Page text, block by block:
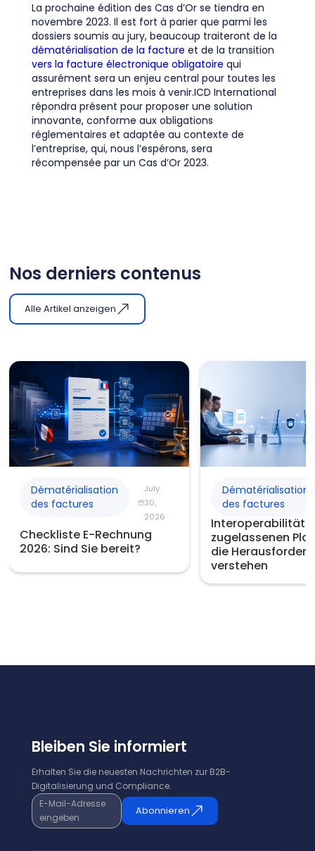
La prochaine édition des Cas d’Or se tiendra en
novembre 2023. Il est fort à parier que parmi les
dossiers soumis au jury, beaucoup traiteront de la
dématérialisation de la facture et de la transition
vers la facture électronique obligatoire qui
assurément sera un enjeu central pour toutes les
entreprises dans les mois à venir.ICD International
répondra présent pour proposer une solution
innovante, conforme aux obligations
réglementaires et adaptée au contexte de
l’entreprise, qui, nous l’espérons, sera
récompensée par un Cas d’Or 2023.
Nos derniers contenus
Alle Artikel anzeigen
Dématérialisation
des factures
July
30,
2026
Checkliste E-Rechnung
2026: Sind Sie bereit?
Dématérialisation
des factures
Interoperabilität
zugelassenen
die
verstehen
Bleiben Sie informiert
Erhalten Sie die neuesten Nachrichten zur B2B-
Digitalisierung und Compliance.
E-Mail-Adresse
eingeben
Abonnieren